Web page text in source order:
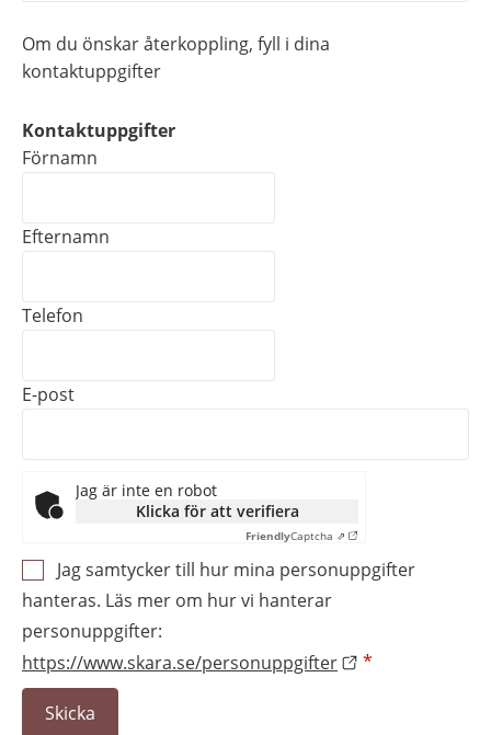
Om du önskar återkoppling, fyll i dina
kontaktuppgifter
Kontaktuppgifter
Kontaktuppgifter
Förnamn
Efternamn
Telefon
E-post
Jag är inte en robot
Klicka för att verifiera
FriendlyCaptcha ⇗
Jag samtycker till hur mina personuppgifter
hanteras. Läs mer om hur vi hanterar
personuppgifter:
https://www.skara.se/personuppgifter
*